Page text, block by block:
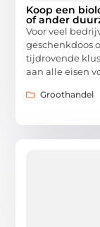
Koop een
of ander
Voor veel
geschenkdoos
tijdrovende
aan alle eisen
Groothandel